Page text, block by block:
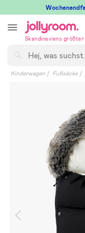
till
innehållet
Skandinaviens
Kinderwagen Fußsäcke